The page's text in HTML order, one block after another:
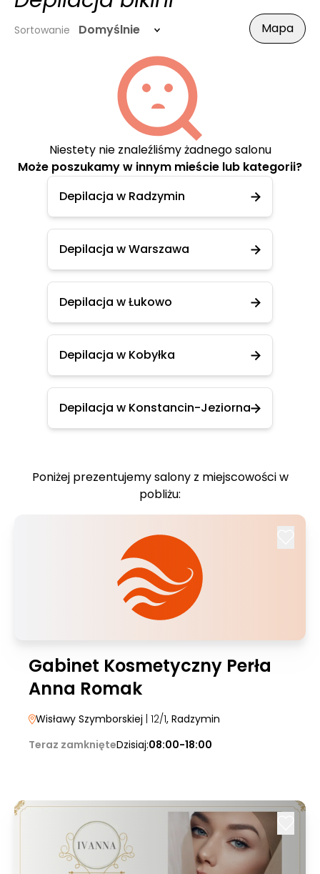
Sortowanie Domyślnie Mapa
Niestety nie znaleźliśmy żadnego salonu
Może poszukamy w innym mieście lub kategorii?
Depilacja w Radzymin
Depilacja w Warszawa
Depilacja w Łukowo
Depilacja w Kobyłka
Depilacja w Konstancin-Jeziorna
Poniżej prezentujemy salony z miejscowości w
pobliżu:
Gabinet Kosmetyczny Perła
Anna Romak
Wisławy Szymborskiej | 12/1, Radzymin
Teraz zamknięteDzisiaj:08:00-18:00